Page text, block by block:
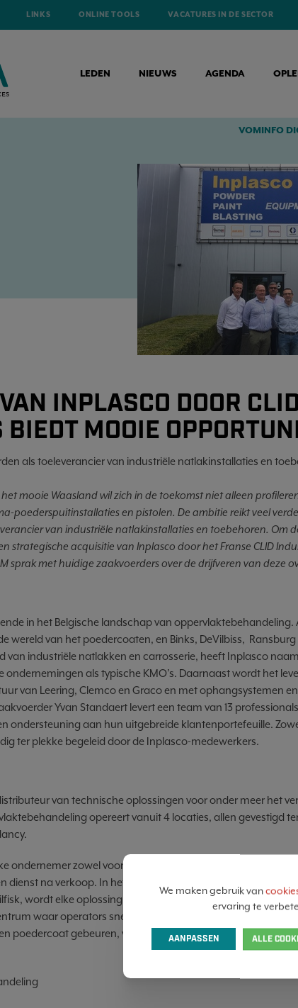
LINKS ONLINE TOOLS VACATURES IN DE SECTOR
LEDEN NIEUWS AGENDA
VOMINFO
VAN INPLASCO DOOR CLID INDUSTRIES BIEDT MOOIE OPPORTUNITEITEN
INPLASCO DOOR CLID
MOOIE
als toeleverancier van industriële natlakinstallaties en
het mooie Waasland wil zich in de toekomst niet alleen
poederspuitinstallaties en pistolen. De ambitie reikt veel
van industriële natlakinstallaties en toebehoren. Om
strategische acquisitie van Inplasco door het Franse CLID
sprak met huidige zaakvoerders over de drijfveren van deze
in het Belgische landschap van oppervlaktebehandeling.
wereld van het poedercoaten, en Binks, DeVilbiss,
van industriële natlakken en carrosserie, heeft Inplasco
ondernemingen als typische KMO’s. Daarnaast wordt het
van Leering, Clemco en Graco en met ophangsystemen
Yvan Standaert levert een team van 13
ondersteuning aan hun uitgebreide klantenportefeuille.
ter plekke begeleid door de Inplasco-medewerkers.
van technische oplossingen voor onder meer het
opereert vanuit 4 locaties, allen gevestigd
ondernemer zowel voor, tijdens als na een aankoop. Het
dienst na verkoop. In het uitgerust labo, geaccrediteerd door
wordt elke oplossing uitgetest op techniek en onderhoud.
waar operators snel en efficiënt het vereiste
poedercoat gebeuren, verdeelt Clid Industries ook
We maken gebruik van
ervaring te
AANPASSEN ALLE